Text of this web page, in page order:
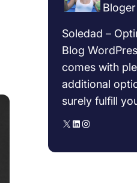
Bloger
Soledad –
Blog
comes with
additional
surely fulfill
X LinkedIn Instagram